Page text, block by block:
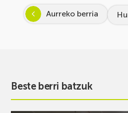
Aurreko berria
Beste berri batzuk